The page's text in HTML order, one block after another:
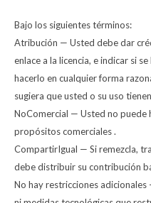
Bajo los siguientes términos:
Atribución — Usted debe dar
enlace a la licencia, e indicar si
hacerlo en cualquier forma
sugiera que usted o su uso
NoComercial — Usted no puede
propósitos comerciales .
CompartirIgual — Si remezcla,
debe distribuir su contribución
No hay restricciones